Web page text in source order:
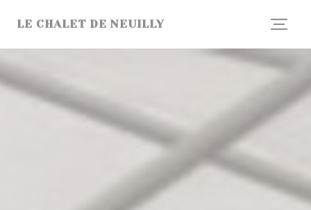
LE CHALET DE NEUILLY